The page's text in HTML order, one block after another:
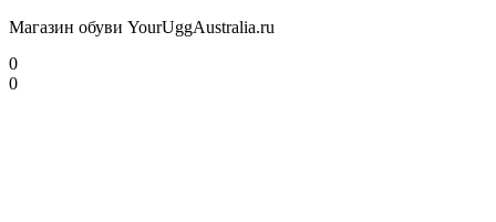
Магазин обуви YourUggAustralia.ru
0
0